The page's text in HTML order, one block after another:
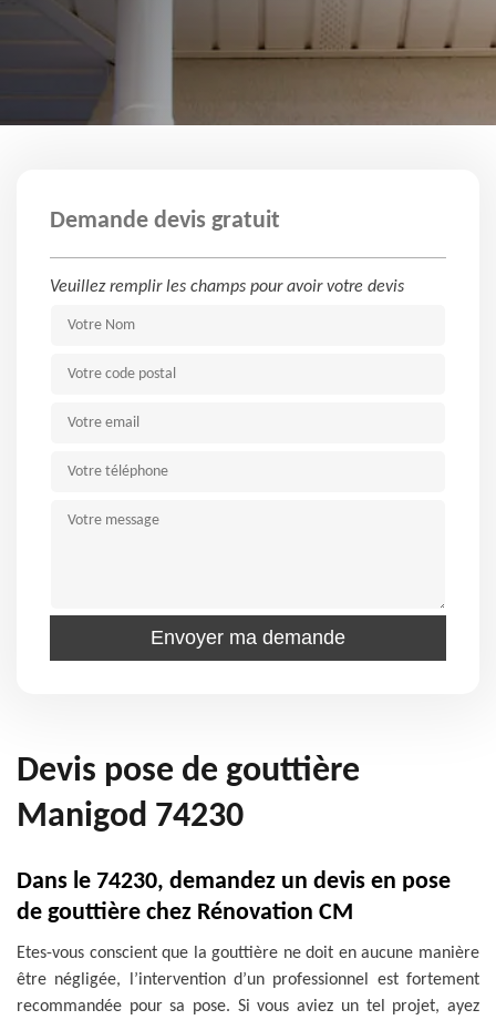
Demande devis gratuit
Veuillez remplir les champs pour avoir votre devis
Devis pose de gouttière
Manigod 74230
Dans le 74230, demandez un devis en pose
de gouttière chez Rénovation CM
Etes-vous conscient que la gouttière ne doit en aucune manière
être négligée, l’intervention d’un professionnel est fortement
recommandée pour sa pose. Si vous aviez un tel projet, ayez